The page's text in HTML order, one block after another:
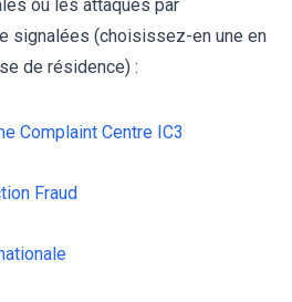
où les attaques par
signalées (choisissez-en une en
de résidence) :
Complaint Centre IC3
Fraud